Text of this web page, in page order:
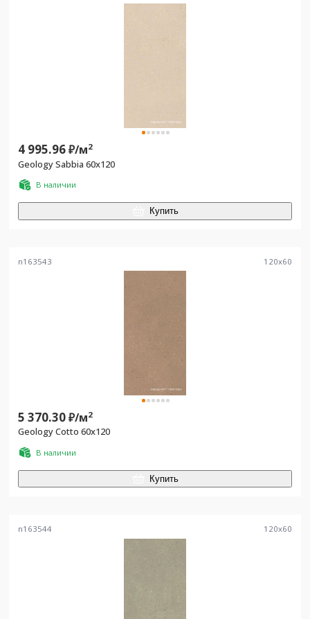
4 995.96₽/м2
Geology Sabbia 60x120
В наличии
Купить
n163543 120x60
5 370.30₽/м2
Geology Cotto 60x120
В наличии
Купить
n163544 120x60